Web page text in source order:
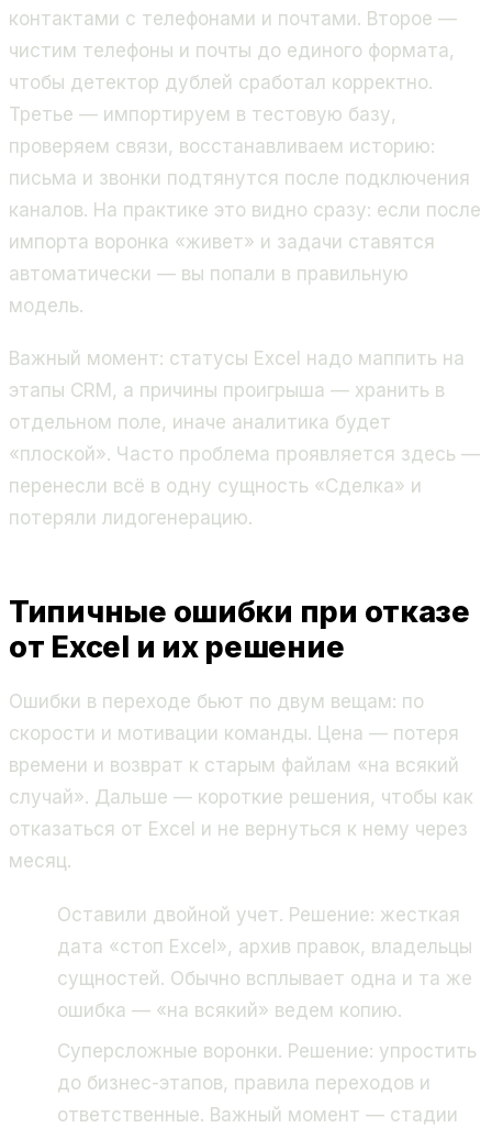
контактами с телефонами и почтами. Второе —
чистим телефоны и почты до единого формата,
чтобы детектор дублей сработал корректно.
Третье — импортируем в тестовую базу,
проверяем связи, восстанавливаем историю:
письма и звонки подтянутся после подключения
каналов. На практике это видно сразу: если после
импорта воронка «живет» и задачи ставятся
автоматически — вы попали в правильную
модель.
Важный момент: статусы Excel надо маппить на
этапы CRM, а причины проигрыша — хранить в
отдельном поле, иначе аналитика будет
«плоской». Часто проблема проявляется здесь —
перенесли всё в одну сущность «Сделка» и
потеряли лидогенерацию.
Типичные ошибки при отказе
от Excel и их решение
Ошибки в переходе бьют по двум вещам: по
скорости и мотивации команды. Цена — потеря
времени и возврат к старым файлам «на всякий
случай». Дальше — короткие решения, чтобы как
отказаться от Excel и не вернуться к нему через
месяц.
Оставили двойной учет. Решение: жесткая
дата «стоп Excel», архив правок, владельцы
сущностей. Обычно всплывает одна и та же
ошибка — «на всякий» ведем копию.
Суперсложные воронки. Решение: упростить
до бизнес-этапов, правила переходов и
ответственные. Важный момент — стадии